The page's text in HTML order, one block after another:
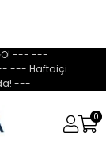
--- ---
--- --- Haftaiçi
---
0